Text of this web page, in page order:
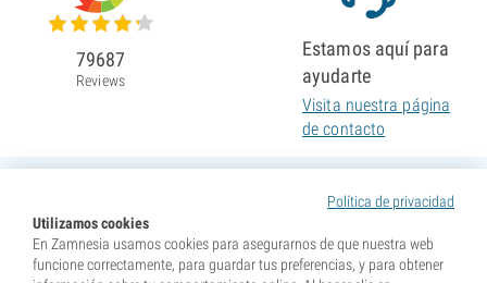
Política de privacidad
Utilizamos cookies
En Zamnesia usamos cookies para asegurarnos de que nuestra web
funcione correctamente, para guardar tus preferencias, y para obtener
79687
Reviews
Estamos aquí para
ayudarte
Visita nuestra página
de contacto